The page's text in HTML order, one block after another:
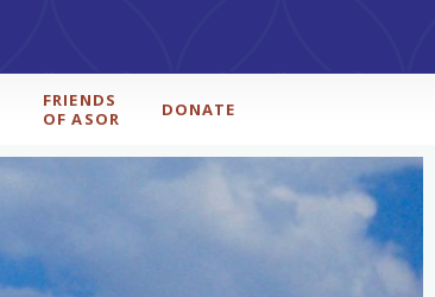
FRIENDS
OF ASOR
DONATE